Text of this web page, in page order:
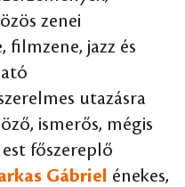
zenei
filmzene, jazz és
utazásra
ismerős, mégis
főszereplő
Gábriel énekes,